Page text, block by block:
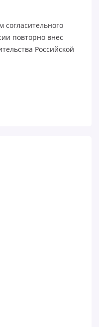
согласительного
повторно внес
Российской